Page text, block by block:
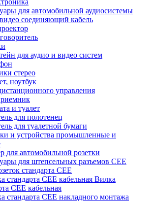
для автомобильной аудиосистемы
соединяющий кабель
для аудио и видео систем
стерео
ноутбук
управления
и туалет
для полотенец
для туалетной бумаги
и устройства промышленные и
для автомобильной розетки
для штепсельных разъемов CEE
стандарта CEE
Вилка
CEE кабельная